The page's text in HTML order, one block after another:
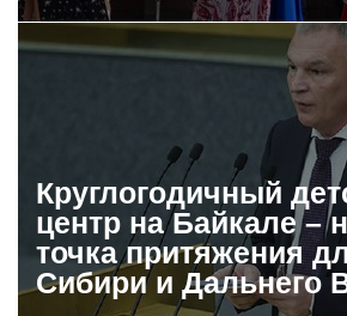
Круглогодичный
центр на Байкале –
точка притяжения
Сибири и Дальнего